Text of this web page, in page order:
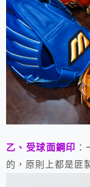
乙、受球面鋼印
的，原則上都是匪